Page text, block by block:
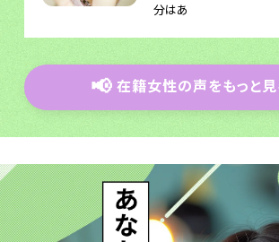
分はあ
📢 在籍女性の声をもっと